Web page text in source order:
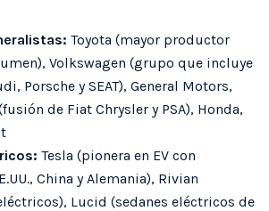
Toyota (mayor productor
Volkswagen (grupo que incluye
Porsche y SEAT), General Motors,
de Fiat Chrysler y PSA), Honda,
Tesla (pionera en EV con
China y Alemania), Rivian
Lucid (sedanes eléctricos de